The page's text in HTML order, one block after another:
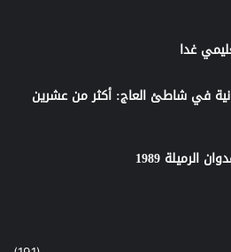
غدا
في شاطئ العاج: أكثر من عشرين
1989